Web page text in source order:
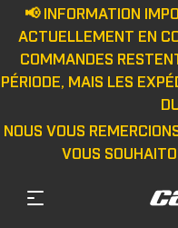
📢 INFORMATION
ACTUELLEMENT EN
COMMANDES
PÉRIODE, MAIS LES
NOUS VOUS
VOUS